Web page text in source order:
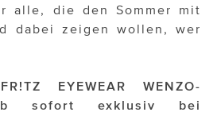
alle, die den Sommer mit
dabei zeigen wollen, wer
EYEWEAR WENZO-
sofort exklusiv bei